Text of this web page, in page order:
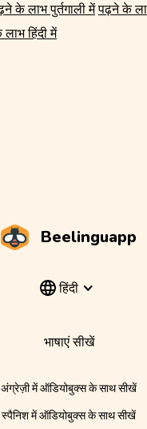
के लाभ पुर्तगाली में पढ़ने के
हिंदी में
Beelinguapp
हिंदी
भाषाएं सीखें
अंग्रेज़ी में ऑडियोबुक्स के साथ सीखें
स्पैनिश में ऑडियोबुक्स के साथ सीखें